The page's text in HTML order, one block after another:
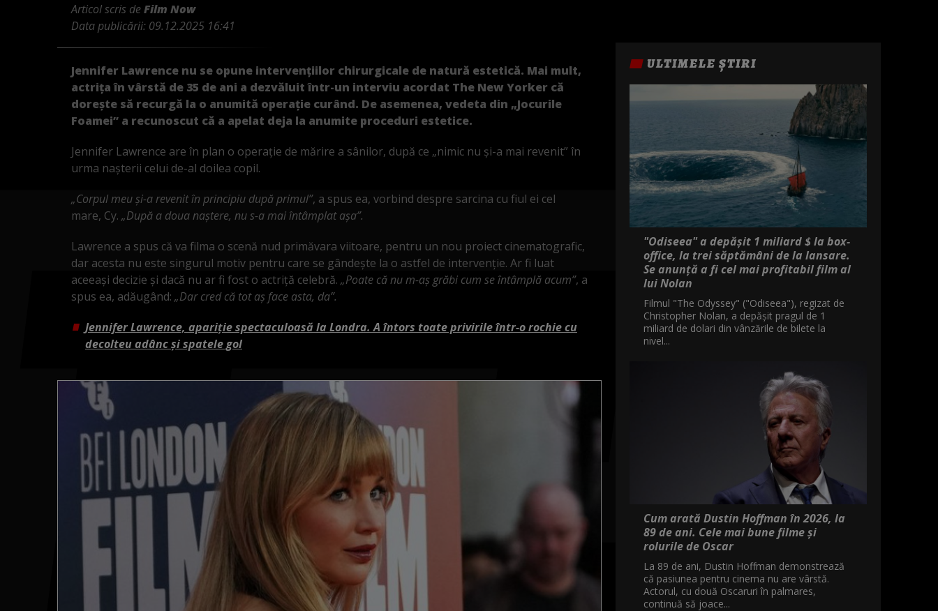
Articol scris deFilm Now
Data publicării: 09.12.2025 16:41
Jennifer Lawrence nu se opune intervențiilor chirurgicale de natură estetică. Mai mult,
actrița în vârstă de 35 de ani a dezvăluit într-un interviu acordat The New Yorker că
dorește să recurgă la o anumită operație curând. De asemenea, vedeta din „Jocurile
Foamei” a recunoscut că a apelat deja la anumite proceduri estetice.
Jennifer Lawrence are în plan o operație de mărire a sânilor, după ce „nimic nu și-a mai revenit” în
urma nașterii celui de-al doilea copil.
„Corpul meu și-a revenit în principiu după primul”, a spus ea, vorbind despre sarcina cu fiul ei cel
mare, Cy. „După a doua naștere, nu s-a mai întâmplat așa”.
Lawrence a spus că va filma o scenă nud primăvara viitoare, pentru un nou proiect cinematografic,
dar acesta nu este singurul motiv pentru care se gândește la o astfel de intervenție. Ar fi luat
aceeași decizie și dacă nu ar fi fost o actriță celebră. „Poate că nu m-aș grăbi cum se întâmplă acum”, a
spus ea, adăugând: „Dar cred că tot aș face asta, da”.
Jennifer Lawrence, apariție spectaculoasă la Londra. A întors toate privirile într-o rochie cu
decolteu adânc și spatele gol
ULTIMELE ȘTIRI
"Odiseea" a depășit 1 miliard $ la box-
office, la trei săptămâni de la lansare.
Se anunță a fi cel mai profitabil film al
lui Nolan
Filmul "The Odyssey" ("Odiseea"), regizat de
Christopher Nolan, a depăşit pragul de 1
miliard de dolari din vânzările de bilete la
nivel...
Cum arată Dustin Hoffman în 2026, la
89 de ani. Cele mai bune filme și
rolurile de Oscar
La 89 de ani, Dustin Hoffman demonstrează
că pasiunea pentru cinema nu are vârstă.
Actorul, cu două Oscaruri în palmares,
continuă să joace...